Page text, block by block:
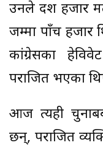
उनले दश हजार
जम्मा पाँच हजार
कांग्रेसका
पराजित भएका
आज त्यही
छन्, पराजित